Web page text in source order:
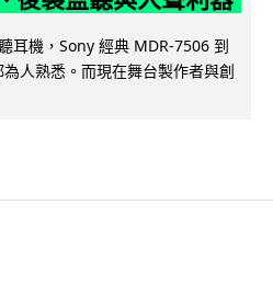
耳機，Sony 經典 MDR-7506 到
人熟悉。而現在舞台製作者與創